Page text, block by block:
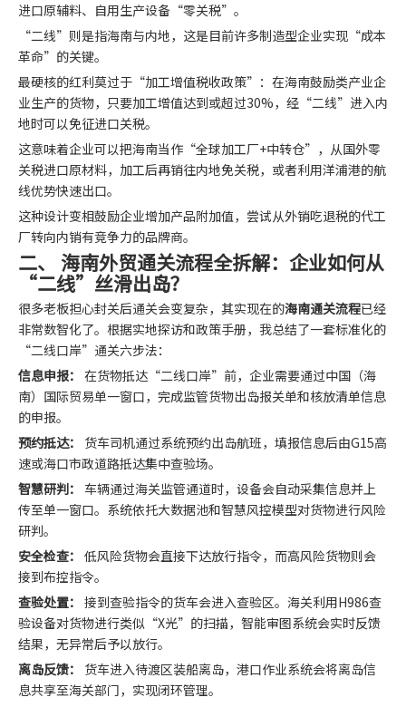
进口原辅料、自用生产设备“零关税”。
“二线”则是指海南与内地，这是目前许多制造型企业实现“成本
革命”的关键。
最硬核的红利莫过于“加工增值税收政策”：在海南鼓励类产业企
业生产的货物，只要加工增值达到或超过30%，经“二线”进入内
地时可以免征进口关税。
这意味着企业可以把海南当作“全球加工厂+中转仓”，从国外零
关税进口原材料，加工后再销往内地免关税，或者利用洋浦港的航
线优势快速出口。
这种设计变相鼓励企业增加产品附加值，尝试从外销吃退税的代工
厂转向内销有竞争力的品牌商。
二、 海南外贸通关流程全拆解：企业如何从
“二线”丝滑出岛？
很多老板担心封关后通关会变复杂，其实现在的海南通关流程已经
非常数智化了。根据实地探访和政策手册，我总结了一套标准化的
“二线口岸”通关六步法：
信息申报： 在货物抵达“二线口岸”前，企业需要通过中国（海
南）国际贸易单一窗口，完成监管货物出岛报关单和核放清单信息
的申报。
预约抵达：
货车司机通过系统预约出岛航班，填报信息后由G15高
速或海口市政道路抵达集中查验场。
智慧研判： 车辆通过海关监管通道时，设备会自动采集信息并上
传至单一窗口。系统依托大数据池和智慧风控模型对货物进行风险
研判。
安全检查： 低风险货物会直接下达放行指令，而高风险货物则会
接到布控指令。
查验处置： 接到查验指令的货车会进入查验区。海关利用H986查
验设备对货物进行类似“X光”的扫描，智能审图系统会实时反馈
结果，无异常后予以放行。
离岛反馈：
货车进入待渡区装船离岛，港口作业系统会将离岛信
息共享至海关部门，实现闭环管理。